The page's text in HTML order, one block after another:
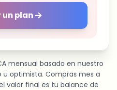
plan
mensual basado en nuestro
optimista. Compras mes a
valor final es tu balance de